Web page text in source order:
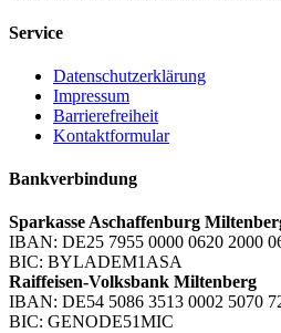
Service
Datenschutzerklärung
Impressum
Barrierefreiheit
Kontaktformular
Bankverbindung
Sparkasse Aschaffenburg
IBAN: DE25 7955 0000 0620 2000
BIC: BYLADEM1ASA
Raiffeisen-Volksbank Miltenberg
IBAN: DE54 5086 3513 0002 5070
BIC: GENODE51MIC